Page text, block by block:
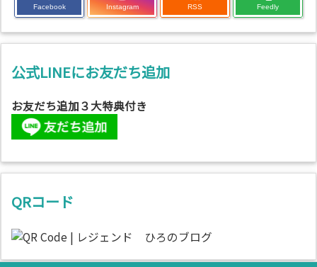
Facebook Instagram RSS Feedly
公式LINEにお友だち追加
お友だち追加３大特典付き
QRコード